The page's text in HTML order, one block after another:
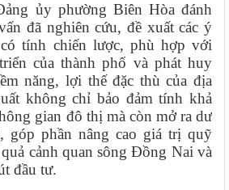
ủy phường Biên Hòa đánh
đã nghiên cứu, đề xuất các ý
tính chiến lược, phù hợp với
của thành phố và phát huy
năng, lợi thế đặc thù của địa
không chỉ bảo đảm tính khả
gian đô thị mà còn mở ra dư
góp phần nâng cao giá trị quỹ
cảnh quan sông Đồng Nai và
đầu tư.